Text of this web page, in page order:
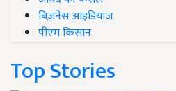
बिज़नेस आइडियाज
पीएम किसान
Top Stories